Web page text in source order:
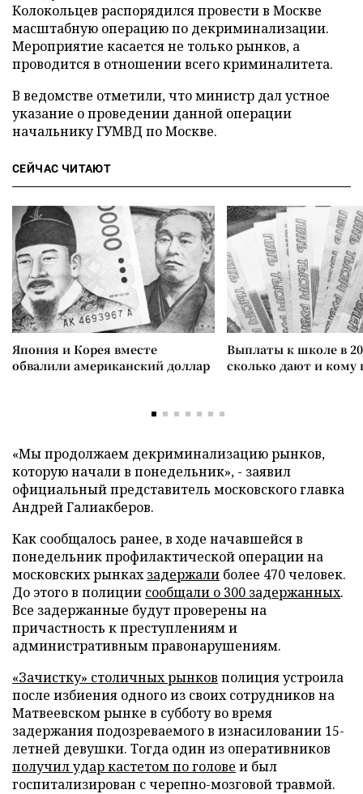
Колокольцев распорядился провести в Москве
масштабную операцию по декриминализации.
Мероприятие касается не только рынков, а
проводится в отношении всего криминалитета.
В ведомстве отметили, что министр дал устное
указание о проведении данной операции
начальнику ГУМВД по Москве.
СЕЙЧАС ЧИТАЮТ
Япония и Корея вместе
обвалили американский доллар
Выплаты к школе в
сколько дают и
«Мы продолжаем декриминализацию рынков,
которую начали в понедельник», - заявил
официальный представитель московского главка
Андрей Галиакберов.
Как сообщалось ранее, в ходе начавшейся в
понедельник профилактической операции на
московских рынкахзадержали более 470 человек.
До этого в полиции сообщали о 300 задержанных.
Все задержанные будут проверены на
причастность к преступлениям и
административным правонарушениям.
«Зачистку» столичных рынков полиция устроила
после избиения одного из своих сотрудников на
Матвеевском рынке в субботу во время
задержания подозреваемого в изнасиловании 15-
летней девушки. Тогда один из оперативников
получил удар кастетом по голове и был
госпитализирован с черепно-мозговой травмой.